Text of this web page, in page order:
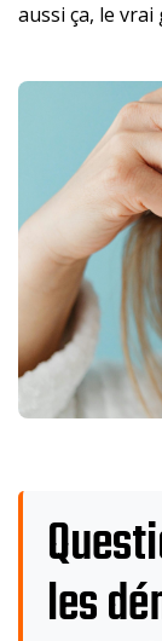
aussi ça, le
les